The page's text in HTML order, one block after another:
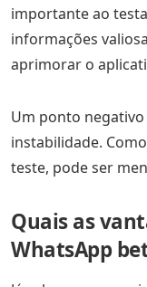
importante ao
informações
aprimorar o
Um ponto
instabilidade.
teste, pode ser
Quais as
WhatsApp